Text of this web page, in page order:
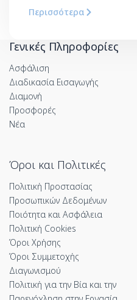
Περισσότερα
Γενικές Πληροφορίες
Ασφάλιση
Διαδικασία Εισαγωγής
Διαμονή
Προσφορές
Νέα
Όροι και Πολιτικές
Πολιτική Προστασίας
Προσωπικών Δεδομένων
Ποιότητα και Ασφάλεια
Πολιτική Cookies
Όροι Χρήσης
Όροι Συμμετοχής
Διαγωνισμού
Πολιτική για την Βία και την